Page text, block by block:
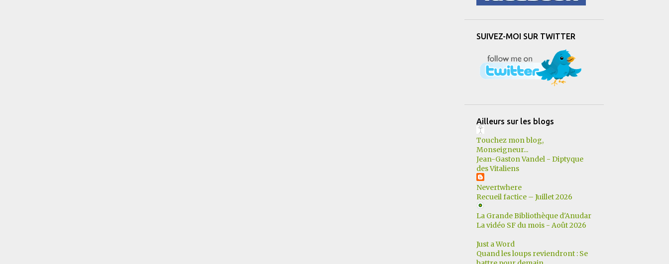
février
janvier
octobre
septembre
août
juillet
juin
14
avril
19
SUIVEZ-MOI SUR TWITTER
Ailleurs sur les blogs
Touchez mon blog,
Monseigneur...
Jean-Gaston Vandel - Diptyque
des Vitaliens
Nevertwhere
Recueil factice – Juillet 2026
La Grande Bibliothèque d'Anudar
La vidéo SF du mois - Août 2026
Just a Word
Quand les loups reviendront : Se